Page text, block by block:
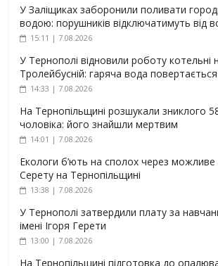
У Заліщиках заборонили поливати
водою: порушників відключатимуть від
15:11 | 7.08.2026
У Тернополі відновили роботу котельні
Тролейбусній: гаряча вода повертається
14:33 | 7.08.2026
На Тернопільщині розшукали зниклого
чоловіка: його знайшли мертвим
14:01 | 7.08.2026
Екологи б’ють на сполох через можливе
Серету на Тернопільщині
13:38 | 7.08.2026
У Тернополі затвердили плату за
імені Ігоря Герети
13:00 | 7.08.2026
На Тернопільщині підготовка до